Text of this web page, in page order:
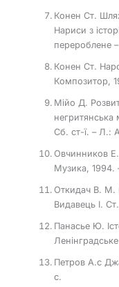
Конен Ст.
Нариси з
перероблене
Конен Ст.
Композитор,
Мійо Д.
Сб. ст-ї. – Л.:
Овчинников Е.
Музика, 1994.
Откидач В. М.
Видавець І.
Панасье Ю.
Петров А.с
с.